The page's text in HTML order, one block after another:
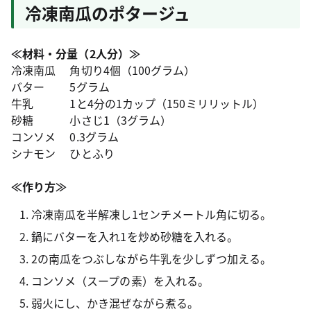
冷凍南瓜のポタージュ
≪材料・分量（2人分）≫
冷凍南瓜 角切り4個（100グラム）
バター 5グラム
牛乳 1と4分の1カップ（150ミリリットル）
砂糖 小さじ1（3グラム）
コンソメ 0.3グラム
シナモン ひとふり
≪作り方≫
冷凍南瓜を半解凍し1センチメートル角に切る。
鍋にバターを入れ1を炒め砂糖を入れる。
2の南瓜をつぶしながら牛乳を少しずつ加える。
コンソメ（スープの素）を入れる。
弱火にし、かき混ぜながら煮る。